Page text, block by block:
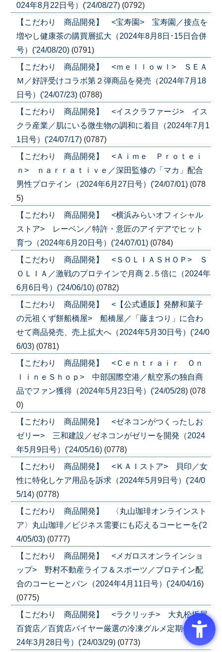
024年8月22日号）('24/08/27) (0792)
【こだわり 商品開発】 <宝寿園> 宝寿園／接点を
増やし健康茶の購買層拡大（2024年8月8日･15日合併
号）('24/08/20) (0791)
【こだわり 商品開発】 <ｍｅｌｌｏｗｌ> ＳＥＡ
Ｍ／好評受けコラボ第２弾商品を発売（2024年7月18
日号）('24/07/23) (0788)
【こだわり 商品開発】 <イスクラファージ> イス
クラ産業／肌にいる微生物の調和に着目（2024年7月1
1日号）('24/07/17) (0787)
【こだわり 商品開発】 <Ａｉｍｅ Ｐｒｏｔｅｉ
ｎ> ｎａｒｒａｔｉｖｅ／深田監修の「マカ」配合
男性プロテイン（2024年6月27日号）('24/07/01) (078
5)
【こだわり 商品開発】 <横浜みらいオフィシャル
ストア> レーベン／特許・意匠のアイデアでヒット
育つ（2024年6月20日号）('24/07/01) (0784)
【こだわり 商品開発】 <ＳＯＬＩＡＳＨＯＰ> Ｓ
ＯＬＩＡ／激戦のプロテインで月商２.５倍に（2024年
6月6日号）('24/06/10) (0782)
【こだわり 商品開発】 <【公式通販】発酵和菓子
の元祖くず餅船橋屋> 船橋屋／「藤まつり」に合わ
せて商品発売、売上拡大へ（2024年5月30日号）('24/0
6/03) (0781)
【こだわり 商品開発】 <Ｃｅｎｔｒａｉｒ Ｏｎ
ｌｉｎｅＳｈｏｐ> 中部国際空港／航空系の独自商
品でファン獲得（2024年5月23日号）('24/05/28) (078
0)
【こだわり 商品開発】 <ゼネコンがつくったしお
ゼリー> 三和建設／ゼネコンがゼリーを開発（2024
年5月9日号）('24/05/16) (0778)
【こだわり 商品開発】 <ＫＡＩストア> 貝印／女
性に特化しケア用品を訴求（2024年5月9日号）('24/0
5/14) (0778)
【こだわり 商品開発】 〈丸山珈琲オンラインスト
ア〉丸山珈琲／ビジネス需要にも応えるコーヒーを('2
4/05/03) (0777)
【こだわり 商品開発】 <メガロスオンラインショ
ップ> 野村不動産ライフ＆スポーツ／プロテイン配
合のコーヒーとパン（2024年4月11日号）('24/04/16)
(0775)
【こだわり 商品開発】 <ラクリッチ> 大丸松坂屋
百貨店／百貨店バイヤー厳選の冷凍グルメ定期便（20
24年3月28日号）('24/03/29) (0773)